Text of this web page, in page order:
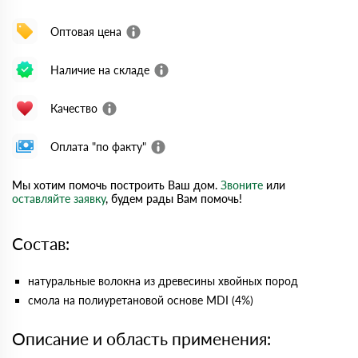
Оптовая цена
Наличие на складе
Качество
Оплата "по факту"
Мы хотим помочь построить Ваш дом. Звоните или
оставляйте заявку, будем рады Вам помочь!
Состав:
натуральные волокна из древесины хвойных пород
смола на полиуретановой основе MDI (4%)
Описание и область применения: